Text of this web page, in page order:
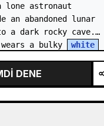
lone astronaut
an abandoned lunar
a dark rocky cave.
a bulky
white
DENE